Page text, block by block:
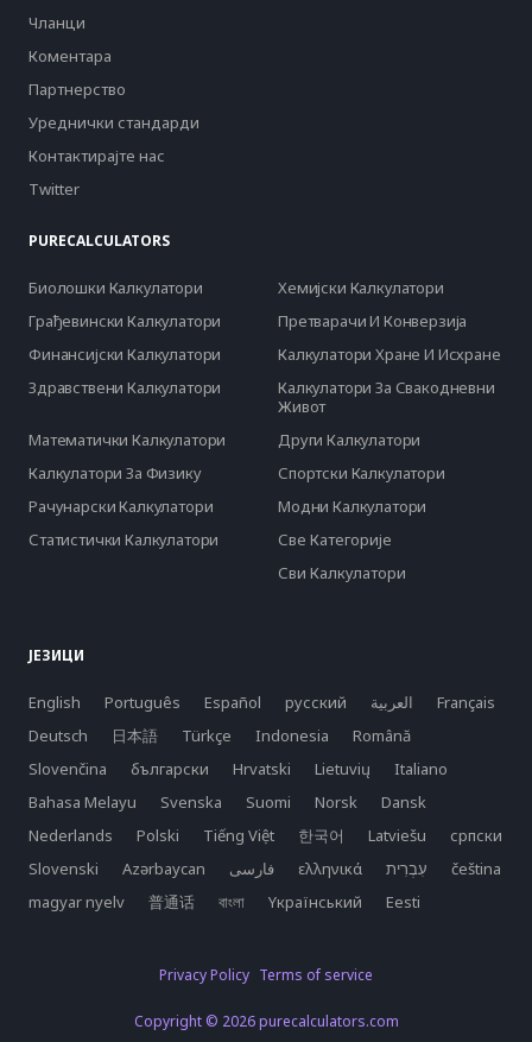
Чланци
Коментара
Партнерство
Уреднички стандарди
Контактирајте нас
Twitter
PURECALCULATORS
Биолошки Калкулатори
Хемијски Калкулатори
Грађевински Калкулатори
Претварачи И Конверзија
Финансијски Калкулатори
Калкулатори Хране И Исхране
Здравствени Калкулатори
Калкулатори За Свакодневни
Живот
Математички Калкулатори
Други Калкулатори
Калкулатори За Физику
Спортски Калкулатори
Рачунарски Калкулатори
Модни Калкулатори
Статистички Калкулатори
Све Категорије
Сви Калкулатори
ЈЕЗИЦИ
English Português Español русский العربية
Français
Deutsch
日本語 Türkçe Indonesia
Română
Slovenčina
български Hrvatski Lietuvių
Italiano
Bahasa Melayu
Svenska Suomi Norsk
Dansk
Nederlands
Polski Tiếng Việt 한국어 Latviešu
српски
Slovenski
Azərbaycan فارسی ελληνικά
čeština
magyar nyelv
普通话 বাংলা Yкраїнський Eesti
Privacy Policy Terms of service
Copyright © 2026 purecalculators.com